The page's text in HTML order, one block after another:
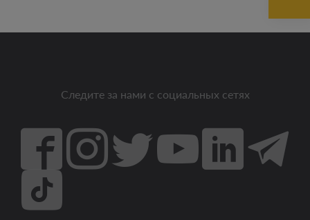
Следите за нами с социальных сетях